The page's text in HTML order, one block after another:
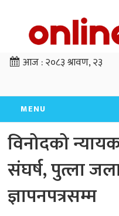
आज :२०८३ श्रावण, २३
MENU
विनोदको
संघर्ष, पुत्ला
ज्ञापनपत्रसम्म